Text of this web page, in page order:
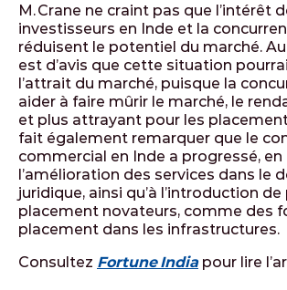
M. Crane ne craint pas que l’intérêt
investisseurs en Inde et la
réduisent le potentiel du marché.
est d’avis que cette situation
l’attrait du marché, puisque la
aider à faire mûrir le marché, le
et plus attrayant pour les
fait également remarquer que le
commercial en Inde a progressé,
l’amélioration des services dans le
juridique, ainsi qu’à l’introduction
placement novateurs, comme des
placement dans les infrastructures.
Consultez Fortune Indiapour lire